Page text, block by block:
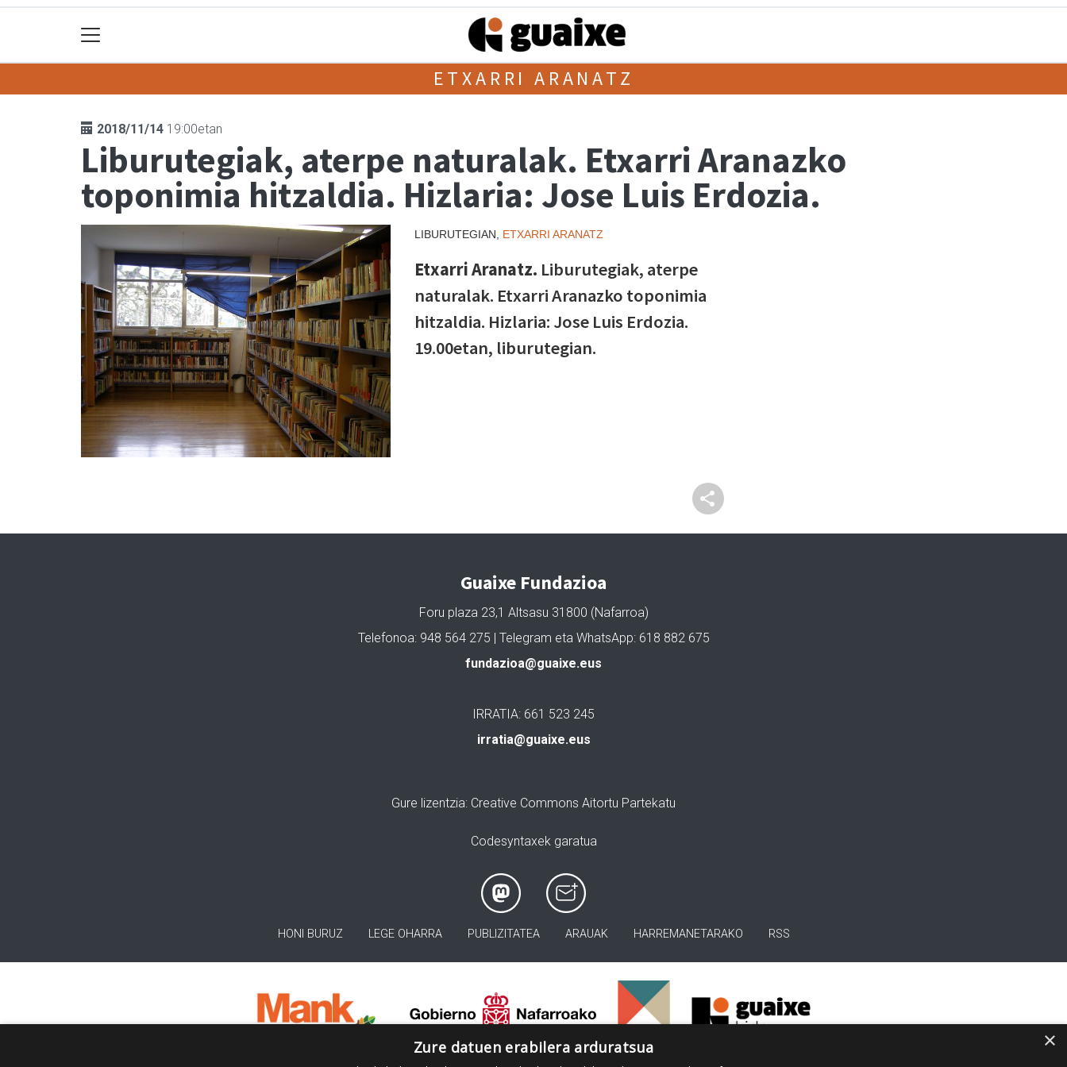
ETXARRI ARANATZ
2018/11/14 19:00etan
Liburutegiak, aterpe naturalak. Etxarri Aranazko
toponimia hitzaldia. Hizlaria: Jose Luis Erdozia.
LIBURUTEGIAN, ETXARRI ARANATZ
Etxarri Aranatz. Liburutegiak, aterpe
naturalak. Etxarri Aranazko toponimia
hitzaldia. Hizlaria: Jose Luis Erdozia.
19.00etan, liburutegian.
Guaixe Fundazioa
Foru plaza 23,1 Altsasu 31800 (Nafarroa)
Telefonoa: 948 564 275 | Telegram eta WhatsApp: 618 882 675
fundazioa@guaixe.eus
IRRATIA: 661 523 245
irratia@guaixe.eus
Gure lizentzia: Creative Commons Aitortu Partekatu
Codesyntaxek garatua
HONI BURUZ LEGE OHARRA PUBLIZITATEA ARAUAK HARREMANETARAKO RSS
×
Zure datuen erabilera arduratsua